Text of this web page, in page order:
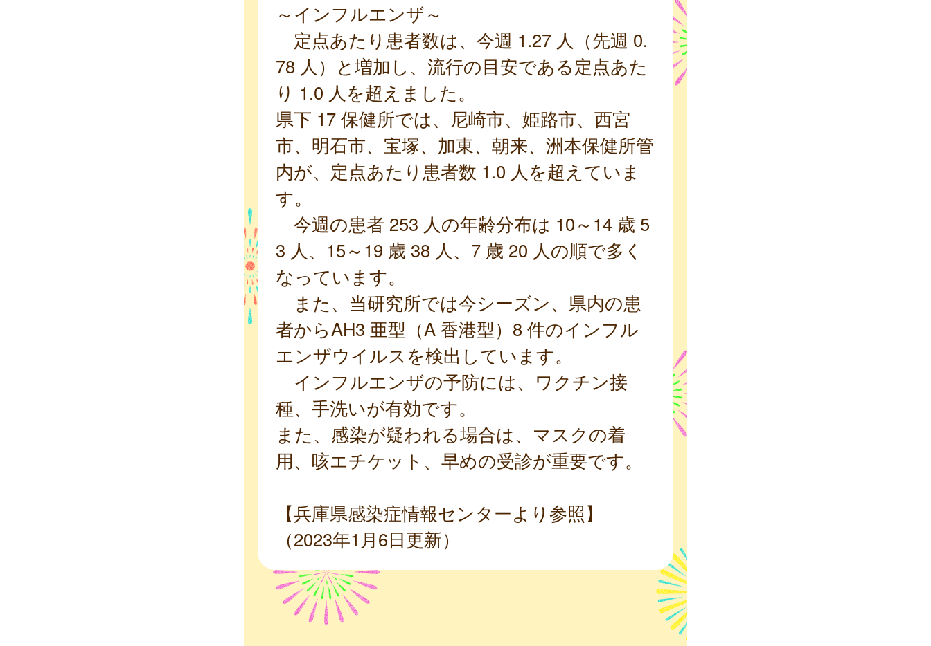
～インフルエンザ～
定点あたり患者数は、今週 1.27 人（先週 0.
78 人）と増加し、流行の目安である定点あた
り 1.0 人を超えました。
県下 17 保健所では、尼崎市、姫路市、西宮
市、明石市、宝塚、加東、朝来、洲本保健所管
内が、定点あたり患者数 1.0 人を超えていま
す。
今週の患者 253 人の年齢分布は 10～14 歳 5
3 人、15～19 歳 38 人、7 歳 20 人の順で多く
なっています。
また、当研究所では今シーズン、県内の患
者からAH3 亜型（A 香港型）8 件のインフル
エンザウイルスを検出しています。
インフルエンザの予防には、ワクチン接
種、手洗いが有効です。
また、感染が疑われる場合は、マスクの着
用、咳エチケット、早めの受診が重要です。
【兵庫県感染症情報センターより参照】
（2023年1月6日更新）